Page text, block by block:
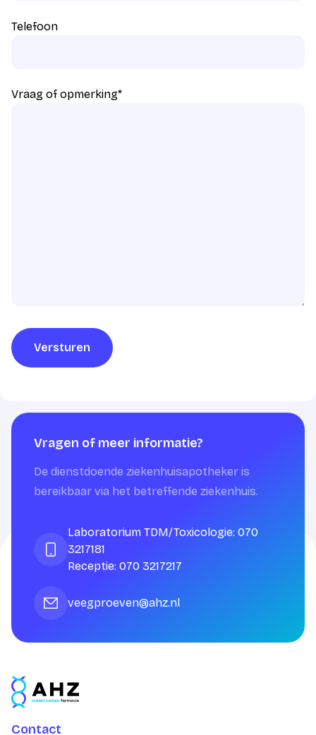
Telefoon
Vraag of opmerking*
Versturen
Vragen of meer informatie?
De dienstdoende ziekenhuisapotheker is
bereikbaar via het betreffende ziekenhuis.
Laboratorium TDM/Toxicologie: 070
3217181
Receptie: 070 3217217
veegproeven@ahz.nl
Contact